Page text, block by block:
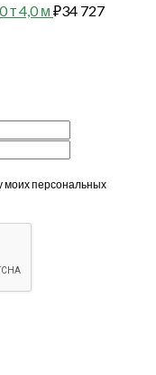
т 4,0 м ₽34 727
моих персональных